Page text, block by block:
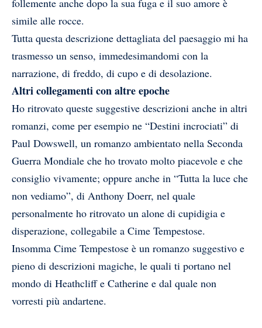
follemente anche dopo la sua fuga e il suo amore è
simile alle rocce.
Tutta questa descrizione dettagliata del paesaggio mi ha
trasmesso un senso, immedesimandomi con la
narrazione, di freddo, di cupo e di desolazione.
Altri collegamenti con altre epoche
Ho ritrovato queste suggestive descrizioni anche in altri
romanzi, come per esempio ne “Destini incrociati” di
Paul Dowswell, un romanzo ambientato nella Seconda
Guerra Mondiale che ho trovato molto piacevole e che
consiglio vivamente; oppure anche in “Tutta la luce che
non vediamo”, di Anthony Doerr, nel quale
personalmente ho ritrovato un alone di cupidigia e
disperazione, collegabile a Cime Tempestose.
Insomma Cime Tempestose è un romanzo suggestivo e
pieno di descrizioni magiche, le quali ti portano nel
mondo di Heathcliff e Catherine e dal quale non
vorresti più andartene.